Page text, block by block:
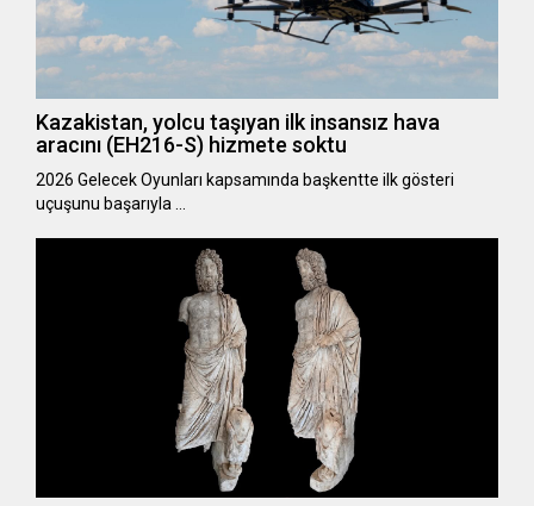
Kazakistan, yolcu taşıyan ilk insansız hava
aracını (EH216-S) hizmete soktu
2026 Gelecek Oyunları kapsamında başkentte ilk gösteri
uçuşunu başarıyla …